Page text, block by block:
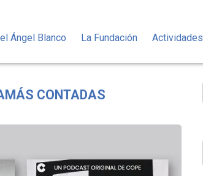
Ángel Blanco La Fundación Actividades
CONTADAS